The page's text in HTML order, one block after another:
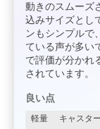
動きのスムーズ
込みサイズとし
ンもシンプルで
ている声が多い
で評価が分かれ
されています。
良い点
軽量
キャスタ